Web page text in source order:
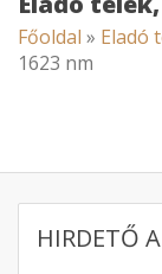
Főoldal » Eladó
1623 nm
HIRDETŐ